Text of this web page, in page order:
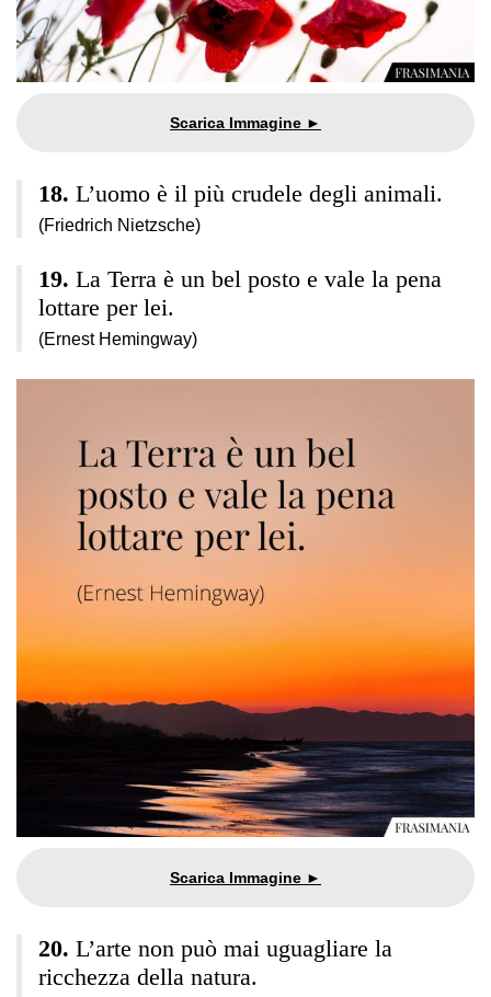
L’uomo è il più crudele degli animali.
(Friedrich Nietzsche)
La Terra è un bel posto e vale la pena
lottare per lei.
(Ernest Hemingway)
L’arte non può mai uguagliare la
ricchezza della natura.